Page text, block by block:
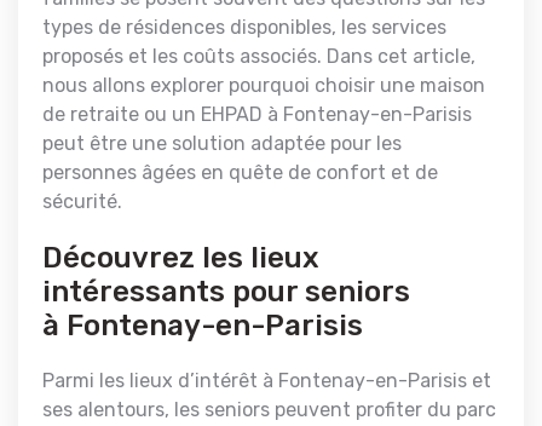
types de résidences disponibles, les services
proposés et les coûts associés. Dans cet article,
nous allons explorer pourquoi choisir une maison
de retraite ou un EHPAD à Fontenay-en-Parisis
peut être une solution adaptée pour les
personnes âgées en quête de confort et de
sécurité.
Découvrez les lieux
intéressants pour seniors
à Fontenay-en-Parisis
Parmi les lieux d’intérêt à Fontenay-en-Parisis et
ses alentours, les seniors peuvent profiter du parc